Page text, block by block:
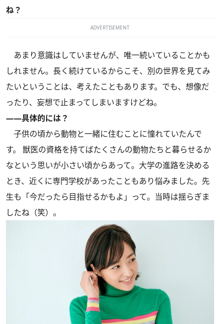
ね？
ADVERTISEMENT
あまり意識はしていませんが、唯一続いていることかも
しれません。長く続けているからこそ、別の世界を見てみ
たいということは、考えたこともあります。でも、想像だ
ったり、妄想で止まってしまいますけどね。
――具体的には？
子供の頃から動物と一緒に住むことに憧れていたんで
す。 獣医の資格を持てばたくさんの動物たちと暮らせるか
なという思いが小さい頃からあって。大学の進路を決める
とき、近くに専門学校があったこともあり悩みました。先
生も「今だったら目指せるかもよ」って。当時は揺らぎま
したね（笑）。